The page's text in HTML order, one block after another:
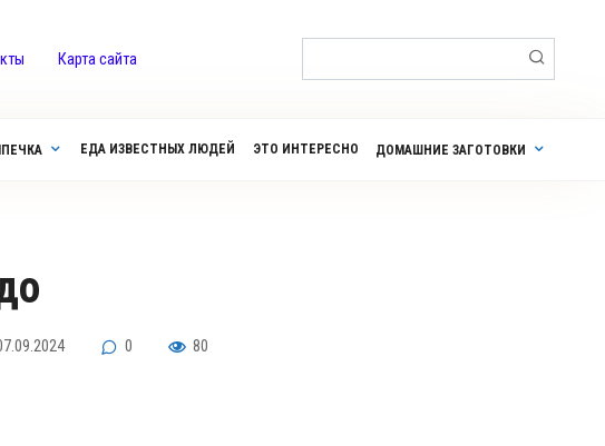
Карта сайта
ЕДА ИЗВЕСТНЫХ ЛЮДЕЙ ЭТО ИНТЕРЕСНО ДОМАШНИЕ ЗАГОТОВКИ
0 80